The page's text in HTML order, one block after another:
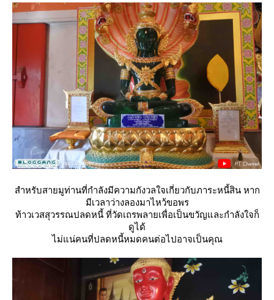
สำหรับสายมูท่านที่กำลังมีความกังวลใจเกี่ยวกับภาระหนี้สิน หาก
มีเวลาว่างลองมาไหว้ขอพร
ท้าวเวสสุวรรณปลดหนี้ ที่วัดเถรพลายเพื่อเป็นขวัญและกำลังใจก็
ดูได้
ไม่แน่คนที่ปลดหนี้หมดคนต่อไปอาจเป็นคุณ